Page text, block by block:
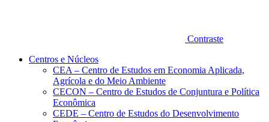
Contraste
Centros e Núcleos
CEA – Centro de Estudos em Economia Aplicada,
Agrícola e do Meio Ambiente
CECON – Centro de Estudos de Conjuntura e Política
Econômica
CEDE – Centro de Estudos do Desenvolvimento